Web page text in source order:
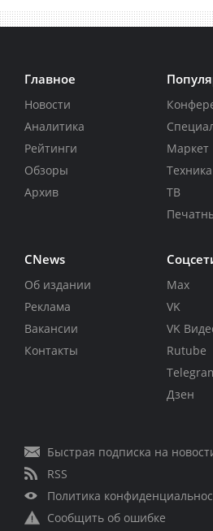
Главное
Новости
Аналитика
Рейтинги
Обзоры
Архив
Маркет
Техника
ТВ
CNews
Об издании
Реклама
Вакансии
Контакты
Max
VK
VK
Rutube
Дзен
Быстрая подписка на
RSS
Политика
Сообщить об ошибке